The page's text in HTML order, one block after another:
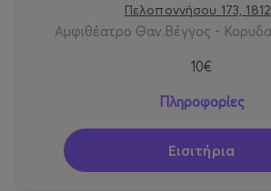
Πελοποννήσου 173,
Αμφιθέατρο Θαν.Βέγγος -
10€
Πληροφορίες
Εισιτήρια